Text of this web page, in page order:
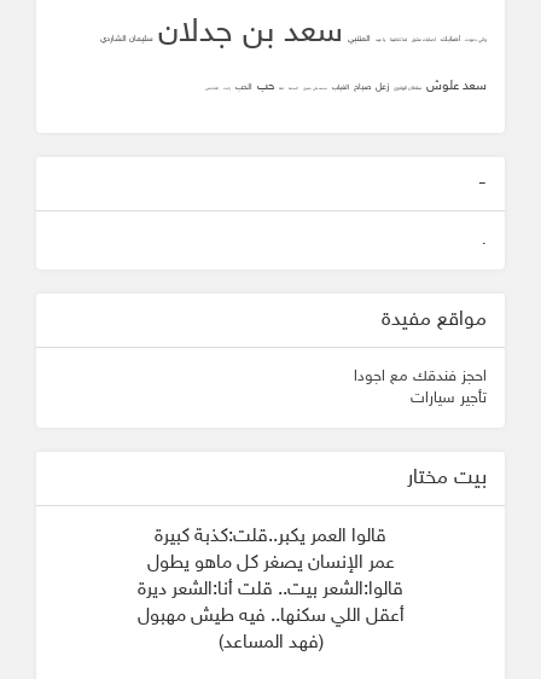
وأني دعوت أصابك أصابك عشق لما تلاقينا يا عيد المتنبي سعد بن جدلان سليمان الشاردي
سعد علوش سلطان الهاجري زعل صباح الغياب محمد علي جنيدي المحبه ثقه حب الحب زانت الشافعي
-
.
مواقع مفيدة
احجز فندقك مع اجودا
تأجير سيارات
بيت مختار
قالوا العمر يكبر..قلت:كذبة كبيرة
عمر الإنسان يصغر كل ماهو يطول
قالوا:الشعر بيت.. قلت أنا:الشعر ديرة
أعقل اللي سكنها.. فيه طيش مهبول
(فهد المساعد)